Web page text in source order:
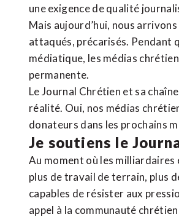
une exigence de qualité
Mais aujourd’hui, nous
attaqués, précarisés. Pendant
médiatique, les médias
permanente.
Le Journal Chrétien et sa
réalité. Oui, nos médias
donateurs dans les prochains
Je soutiens le
Au moment où les
plus de travail de terrain, plus
capables de résister aux
appel à la communauté